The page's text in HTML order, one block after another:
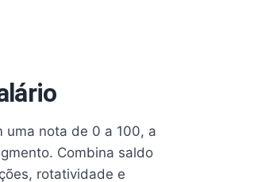
uma nota de 0 a 100, a
Combina saldo
rotatividade e